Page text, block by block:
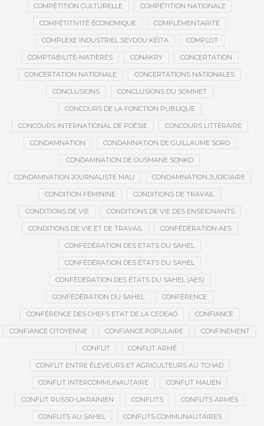
COMPÉTITION CULTURELLE COMPÉTITION NATIONALE
COMPÉTITIVITÉ ÉCONOMIQUE COMPLÉMENTARITÉ
COMPLEXE INDUSTRIEL SEYDOU KÉÏTA COMPLOT
COMPTABILITÉ-MATIÈRES CONAKRY CONCERTATION
CONCERTATION NATIONALE CONCERTATIONS NATIONALES
CONCLUSIONS CONCLUSIONS DU SOMMET
CONCOURS DE LA FONCTION PUBLIQUE
CONCOURS INTERNATIONAL DE POÉSIE CONCOURS LITTÉRAIRE
CONDAMNATION CONDAMNATION DE GUILLAUME SORO
CONDAMNATION DE OUSMANE SONKO
CONDAMNATION JOURNALISTE MALI CONDAMNATION JUDICIAIRE
CONDITION FÉMININE CONDITIONS DE TRAVAIL
CONDITIONS DE VIE CONDITIONS DE VIE DES ENSEIGNANTS
CONDITIONS DE VIE ET DE TRAVAIL CONFÉDÉRATION AES
CONFÉDÉRATION DES ETATS DU SAHEL
CONFÉDÉRATION DES ÉTATS DU SAHEL
CONFÉDÉRATION DES ÉTATS DU SAHEL (AES)
CONFÉDÉRATION DU SAHEL CONFÉRENCE
CONFÉRENCE DES CHEFS ETAT DE LA CEDEAO CONFIANCE
CONFIANCE CITOYENNE CONFIANCE POPULAIRE CONFINEMENT
CONFLIT CONFLIT ARMÉ
CONFLIT ENTRE ÉLEVEURS ET AGRICULTEURS AU TCHAD
CONFLIT INTERCOMMUNAUTAIRE CONFLIT MALIEN
CONFLIT RUSSO-UKRAINIEN CONFLITS CONFLITS ARMÉS
CONFLITS AU SAHEL CONFLITS COMMUNAUTAIRES